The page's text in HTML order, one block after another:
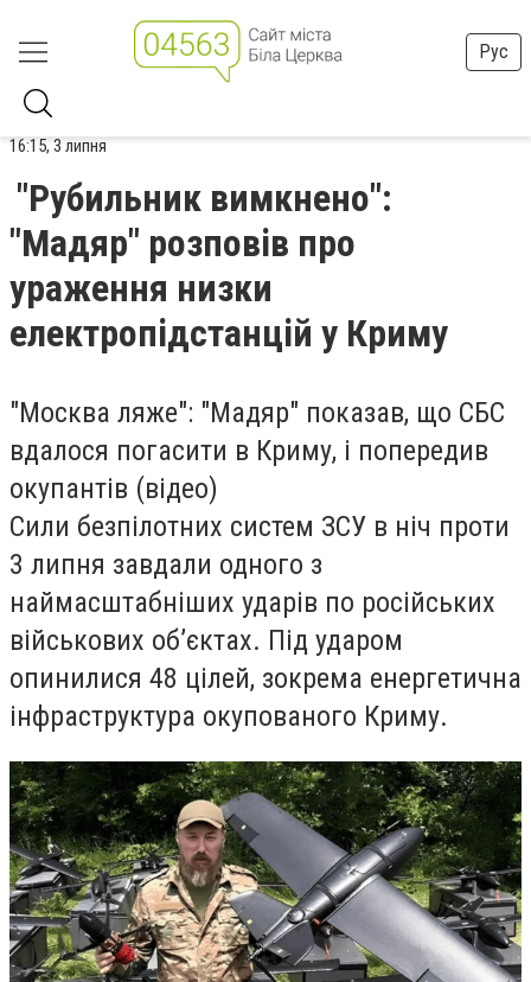
Рус
16:15, 3 липня
"Рубильник вимкнено":
"Мадяр" розповів про
ураження низки
електропідстанцій у Криму
"Москва ляже": "Мадяр" показав, що СБС
вдалося погасити в Криму, і попередив
окупантів (відео)
Сили безпілотних систем ЗСУ в ніч проти
3 липня завдали одного з
наймасштабніших ударів по російських
військових об’єктах. Під ударом
опинилися 48 цілей, зокрема енергетична
інфраструктура окупованого Криму.